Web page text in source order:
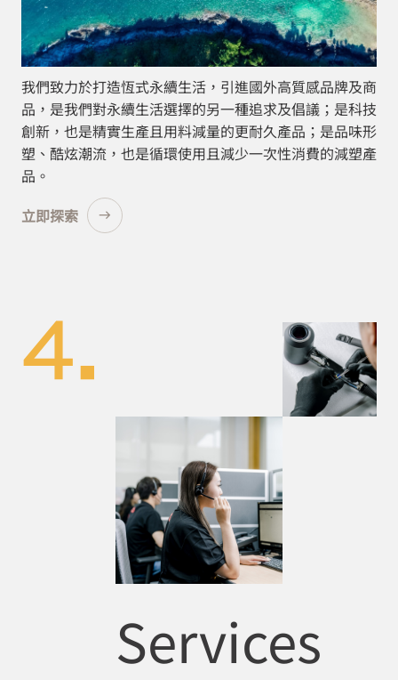
我們致力於打造恆式永續生活，引進國外高質感品牌及商
品，是我們對永續生活選擇的另一種追求及倡議；是科技
創新，也是精實生產且用料減量的更耐久產品；是品味形
塑、酷炫潮流，也是循環使用且減少一次性消費的減塑產
品。
立即探索
Services